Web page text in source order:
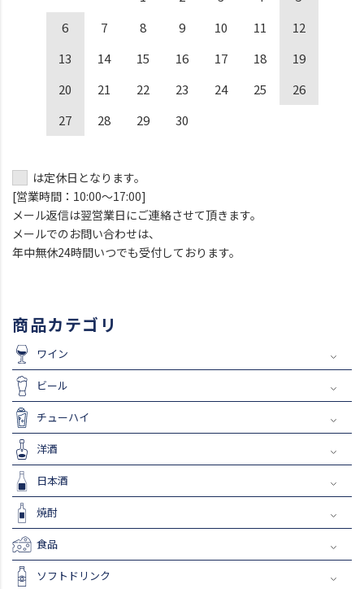
6
7 8 9 10 11
12
13
14 15 16 17 18
19
20
21 22 23 24 25
26
27
28 29 30
は定休日となります。
[営業時間：10:00～17:00]
メール返信は翌営業日にご連絡させて頂きます。
メールでのお問い合わせは、
年中無休24時間いつでも受付しております。
商品カテゴリ
ワイン
ビール
チューハイ
洋酒
日本酒
焼酎
食品
ソフトドリンク